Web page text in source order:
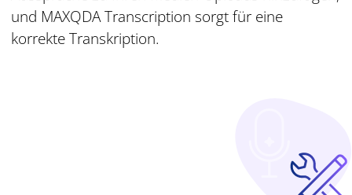
und MAXQDA Transcription sorgt für eine
korrekte Transkription.